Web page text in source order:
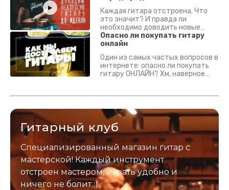
Каждая гитара отстроена. Что
это значит? И правда ли
необходимо доводить новые
гитары? Если кратко - да.
Подробно - в видео :)
Опасно ли покупать гитару
онлайн
Один из самых частых вопросов в
интернете: опасно ли покупать
гитару ОНЛАЙН? Хм, наверное
застрахован. Случись что -
Гитарный клуб
Специализированный магазин гитар с
мастерской! Каждый инструмент
отстроен мастером, играть удобно и
ничего не болит :)